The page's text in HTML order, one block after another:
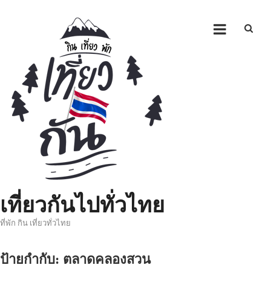
เที่ยวกันไปทั่วไทย
ที่พัก กิน เที่ยวทั่วไทย
ป้ายกำกับ: ตลาดคลองสวน